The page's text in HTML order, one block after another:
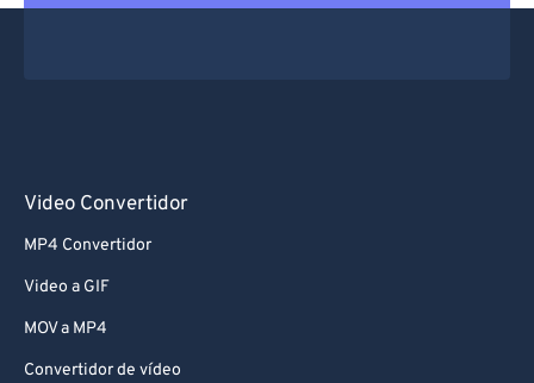
Video Convertidor
MP4 Convertidor
Video a GIF
MOV a MP4
Convertidor de vídeo